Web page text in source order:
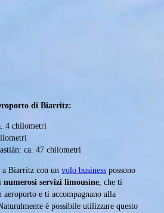
di Biarritz:
4 chilometri
ca. 47 chilometri
a Biarritz con un volo business possono
numerosi servizi limousine, che ti
aeroporto e ti accompagnano alla
è possibile utilizzare questo